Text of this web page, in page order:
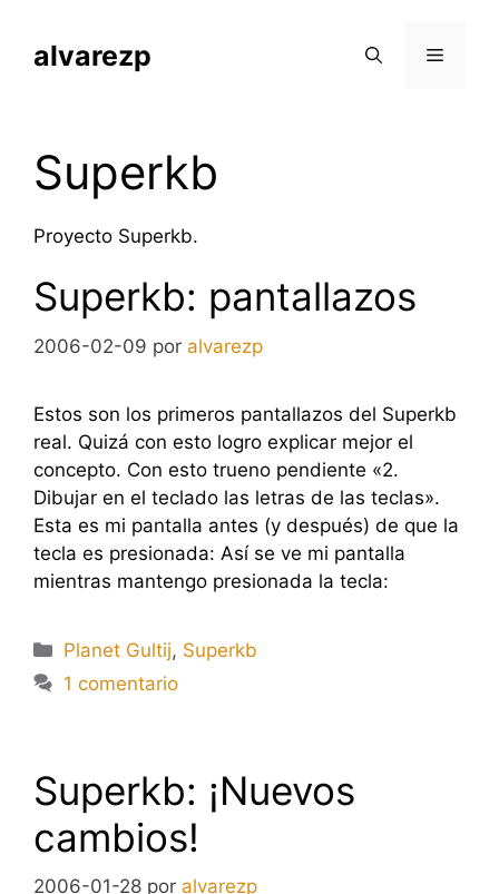
contenido
alvarezp Menú
Superkb
Proyecto Superkb.
Superkb: pantallazos
2006-02-09 por alvarezp
Estos son los primeros pantallazos del Superkb
real. Quizá con esto logro explicar mejor el
concepto. Con esto trueno pendiente «2.
Dibujar en el teclado las letras de las teclas».
Esta es mi pantalla antes (y después) de que la
tecla es presionada: Así se ve mi pantalla
mientras mantengo presionada la tecla:
Categorías
Planet Gultij, Superkb
1 comentario
Superkb: ¡Nuevos
cambios!
2006-01-28 por alvarezp